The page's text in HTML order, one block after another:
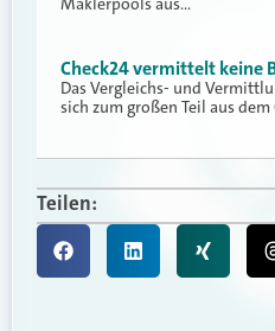
Check24 vermittelt keine
Das Vergleichs- und
sich zum großen Teil aus
Teilen: